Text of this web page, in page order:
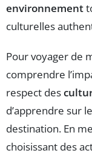
environnement
culturelles
Pour voyager de
comprendre
respect des
d’apprendre sur
destination. En
choisissant des